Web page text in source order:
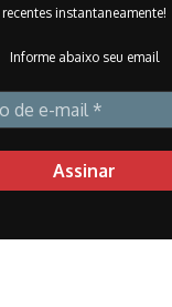
recentes instantaneamente!
Informe abaixo seu email